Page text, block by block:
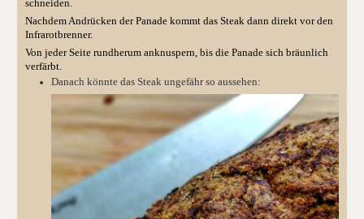
schneiden.
Nachdem Andrücken der Panade kommt das Steak dann direkt vor den
Infrarotbrenner.
Von jeder Seite rundherum anknuspern, bis die Panade sich bräunlich
verfärbt.
Danach könnte das Steak ungefähr so aussehen: